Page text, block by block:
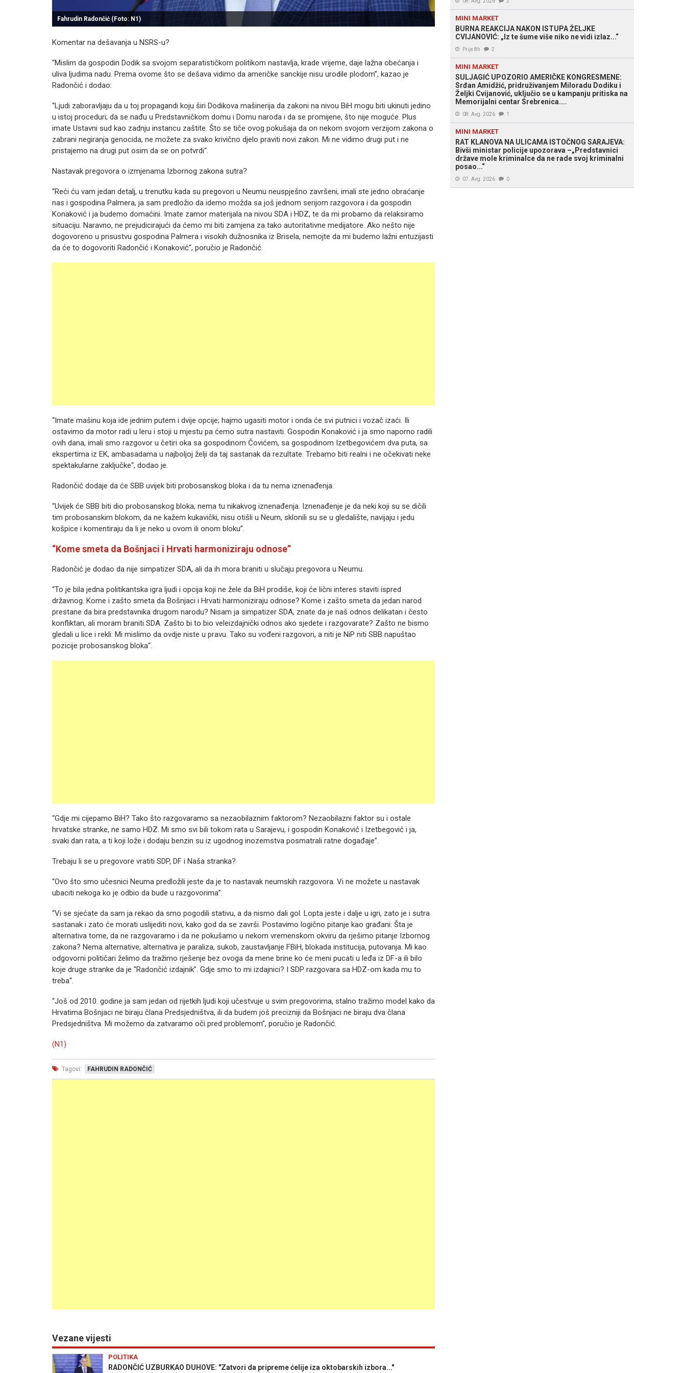
Fahrudin Radončić (Foto: N1)
Komentar na dešavanja u NSRS-u?
“Mislim da gospodin Dodik sa svojom separatističkom politikom nastavlja, krade vrijeme, daje lažna obećanja i
uliva ljudima nadu. Prema ovome što se dešava vidimo da američke sanckije nisu urodile plodom”, kazao je
Radončić i dodao:
“Ljudi zaboravljaju da u toj propagandi koju širi Dodikova mašinerija da zakoni na nivou BiH mogu biti ukinuti jedino
u istoj proceduri; da se nađu u Predstavničkom domu i Domu naroda i da se promijene, što nije moguće. Plus
imate Ustavni sud kao zadnju instancu zaštite. Što se tiče ovog pokušaja da on nekom svojom verzijom zakona o
zabrani negiranja genocida, ne možete za svako krivično djelo praviti novi zakon. Mi ne vidimo drugi put i ne
pristajemo na drugi put osim da se on potvrdi“.
Nastavak pregovora o izmjenama Izbornog zakona sutra?
“Reći ću vam jedan detalj, u trenutku kada su pregovori u Neumu neuspješno završeni, imali ste jedno obraćanje
nas i gospodina Palmera, ja sam predložio da idemo možda sa još jednom serijom razgovora i da gospodin
Konaković i ja budemo domaćini. Imate zamor materijala na nivou SDA i HDZ, te da mi probamo da relaksiramo
situaciju. Naravno, ne prejudicirajući da ćemo mi biti zamjena za tako autoritativne medijatore. Ako nešto nije
dogovoreno u prisustvu gospodina Palmera i visokih dužnosnika iz Brisela, nemojte da mi budemo lažni entuzijasti
da će to dogovoriti Radončić i Konaković“, poručio je Radončić.
“Imate mašinu koja ide jednim putem i dvije opcije; hajmo ugasiti motor i onda će svi putnici i vozač izaći. Ili
ostavimo da motor radi u leru i stoji u mjestu pa ćemo sutra nastaviti. Gospodin Konaković i ja smo naporno radili
ovih dana, imali smo razgovor u četiri oka sa gospodinom Čovićem, sa gospodinom Izetbegovićem dva puta, sa
ekspertima iz EK, ambasadama u najboljoj želji da taj sastanak da rezultate. Trebamo biti realni i ne očekivati neke
spektakularne zaključke“, dodao je.
Radončić dodaje da će SBB uvijek biti probosanskog bloka i da tu nema iznenađenja.
“Uvijek će SBB biti dio probosanskog bloka, nema tu nikakvog iznenađenja. Iznenađenje je da neki koji su se dičili
tim probosanskim blokom, da ne kažem kukavički, nisu otišli u Neum, sklonili su se u gledalište, navijaju i jedu
košpice i komentiraju da li je neko u ovom ili onom bloku”.
“Kome smeta da Bošnjaci i Hrvati harmoniziraju odnose”
Radončić je dodao da nije simpatizer SDA, ali da ih mora braniti u slučaju pregovora u Neumu.
“To je bila jedna politikantska igra ljudi i opcija koji ne žele da BiH prodiše, koji će lični interes staviti ispred
državnog. Kome i zašto smeta da Bošnjaci i Hrvati harmoniziraju odnose? Kome i zašto smeta da jedan narod
prestane da bira predstavnika drugom narodu? Nisam ja simpatizer SDA, znate da je naš odnos delikatan i često
konfliktan, ali moram braniti SDA. Zašto bi to bio veleizdajnički odnos ako sjedete i razgovarate? Zašto ne bismo
gledali u lice i rekli: Mi mislimo da ovdje niste u pravu. Tako su vođeni razgovori, a niti je NiP niti SBB napuštao
pozicije probosanskog bloka“.
“Gdje mi cijepamo BiH? Tako što razgovaramo sa nezaobilaznim faktorom? Nezaobilazni faktor su i ostale
hrvatske stranke, ne samo HDZ. Mi smo svi bili tokom rata u Sarajevu, i gospodin Konaković i Izetbegović i ja,
svaki dan rata, a ti koji lože i dodaju benzin su iz ugodnog inozemstva posmatrali ratne događaje”.
Trebaju li se u pregovore vratiti SDP, DF i Naša stranka?
“Ovo što smo učesnici Neuma predložili jeste da je to nastavak neumskih razgovora. Vi ne možete u nastavak
ubaciti nekoga ko je odbio da bude u razgovorima”.
“Vi se sjećate da sam ja rekao da smo pogodili stativu, a da nismo dali gol. Lopta jeste i dalje u igri, zato je i sutra
sastanak i zato će morati uslijediti novi, kako god da se završi. Postavimo logično pitanje kao građani: Šta je
alternativa tome, da ne razgovaramo i da ne pokušamo u nekom vremenskom okviru da rješimo pitanje Izbornog
zakona? Nema alternative, alternativa je paraliza, sukob, zaustavljanje FBiH, blokada institucija, putovanja. Mi kao
odgovorni političari želimo da tražimo rješenje bez ovoga da mene brine ko će meni pucati u leđa iz DF-a ili bilo
koje druge stranke da je “Radončić izdajnik”. Gdje smo to mi izdajnici? I SDP razgovara sa HDZ-om kada mu to
treba“.
“Još od 2010. godine ja sam jedan od rijetkih ljudi koji učestvuje u svim pregovorima, stalno tražimo model kako da
Hrvatima Bošnjaci ne biraju člana Predsjedništva, ili da budem još precizniji da Bošnjaci ne biraju dva člana
Predsjedništva. Mi možemo da zatvaramo oči pred problemom”, poručio je Radončić.
(N1)
Tagovi: FAHRUDIN RADONČIĆ
Vezane vijesti
POLITIKA
RADONČIĆ UZBURKAO DUHOVE: "Zatvori da pripreme ćelije iza oktobarskih izbora..."
MINI MARKET
BURNA REAKCIJA NAKON ISTUPA ŽELJKE
CVIJANOVIĆ: „Iz te šume više niko ne vidi izlaz...“
Prije 8h 2
MINI MARKET
SULJAGIĆ UPOZORIO AMERIČKE KONGRESMENE:
Srđan Amidžić, pridruživanjem Miloradu Dodiku i
Željki Cvijanović, uključio se u kampanju pritiska na
Memorijalni centar Srebrenica....
08. Avg. 2026 1
MINI MARKET
RAT KLANOVA NA ULICAMA ISTOČNOG SARAJEVA:
Bivši ministar policije upozorava –„Predstavnici
države mole kriminalce da ne rade svoj kriminalni
posao...“
07. Avg. 2026 0